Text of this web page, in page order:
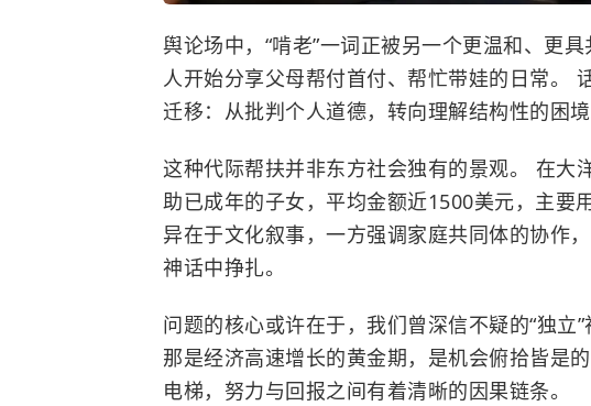
舆论场中，“啃老”一词正被另一个更温和、更
人开始分享父母帮付首付、帮忙带娃的日常。
迁移：从批判个人道德，转向理解结构性的困境
这种代际帮扶并非东方社会独有的景观。 在大
助已成年的子女，平均金额近1500美元，主要
异在于文化叙事，一方强调家庭共同体的协作
神话中挣扎。
问题的核心或许在于，我们曾深信不疑的“独立
那是经济高速增长的黄金期，是机会俯拾皆是
电梯，努力与回报之间有着清晰的因果链条。